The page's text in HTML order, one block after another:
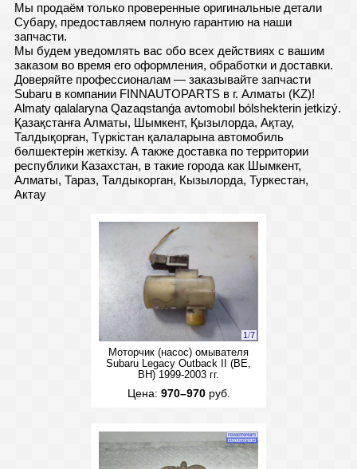
Мы продаём только проверенные оригинальные детали
Субару, предоставляем полную гарантию на наши
запчасти.
Мы будем уведомлять вас обо всех действиях с вашим
заказом во время его оформления, обработки и доставки.
Доверяйте профессионалам — заказывайте запчасти
Subaru в компании FINNAUTOPARTS в г. Алматы (KZ)!
Almaty qalalaryna Qazaqstanǵa avtomobıl bólshekterin jetkizý.
Қазақстанға Алматы, Шымкент, Қызылорда, Ақтау,
Талдықорған, Түркістан қалаларына автомобиль
бөлшектерін жеткізу. А также доставка по территории
республики Казахстан, в такие города как Шымкент,
Алматы, Тараз, Талдыкорган, Кызылорда, Туркестан,
Актау
1/7
Моторчик (насос) омывателя
Subaru Legacy Outback II (BE,
BH) 1999-2003 гг.
Цена: 970–970руб.